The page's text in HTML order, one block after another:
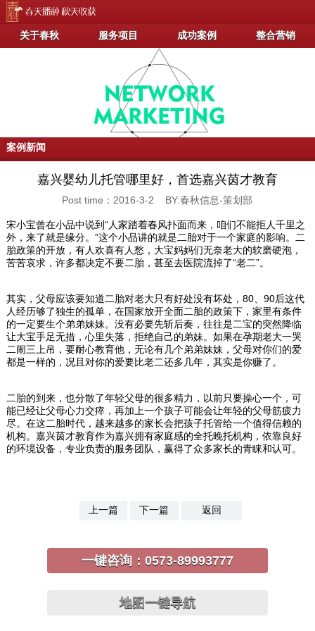
关于春秋 服务项目 成功案例 整合营销
案例新闻
嘉兴婴幼儿托管哪里好，首选嘉兴茵才教育
Post time：2016-3-2 BY:春秋信息-策划部
宋小宝曾在小品中说到“人家踏着春风扑面而来，咱们不能拒人千里之
外，来了就是缘分。”这个小品讲的就是二胎对于一个家庭的影响。二
胎政策的开放，有人欢喜有人愁，大宝妈妈们无奈老大的软磨硬泡，
苦苦哀求，许多都决定不要二胎，甚至去医院流掉了“老二”。
其实，父母应该要知道二胎对老大只有好处没有坏处，80、90后这代
人经历够了独生的孤单，在国家放开全面二胎的政策下，家里有条件
的一定要生个弟弟妹妹。没有必要先斩后奏，往往是二宝的突然降临
让大宝手足无措，心里失落，拒绝自己的弟妹。如果在孕期老大一哭
二闹三上吊，要耐心教育他，无论有几个弟弟妹妹，父母对你们的爱
都是一样的，况且对你的爱要比老二还多几年，其实是你赚了。
二胎的到来，也分散了年轻父母的很多精力，以前只要操心一个，可
能已经让父母心力交瘁，再加上一个孩子可能会让年轻的父母筋疲力
尽。在这二胎时代，越来越多的家长会把孩子托管给一个值得信赖的
机构。嘉兴茵才教育作为嘉兴拥有家庭感的全托晚托机构，依靠良好
的环境设备，专业负责的服务团队，赢得了众多家长的青睐和认可。
上一篇 下一篇 返回
一键咨询： 0573-89993777
地图一键导航